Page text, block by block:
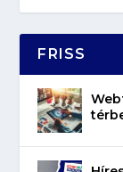
FRISS